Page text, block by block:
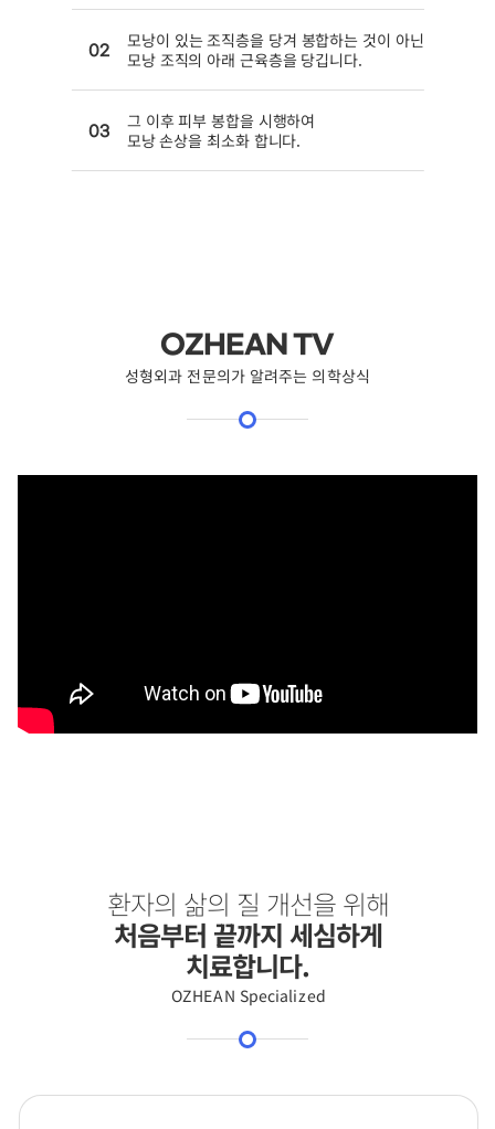
02
모낭이 있는 조직층을 당겨 봉합하는 것이 아닌
모낭 조직의 아래 근육층을 당깁니다.
03
그 이후 피부 봉합을 시행하여
모낭 손상을 최소화 합니다.
OZHEAN TV
성형외과 전문의가 알려주는 의학상식
환자의 삶의 질 개선을 위해
처음부터 끝까지 세심하게
치료합니다.
OZHEAN Specialized